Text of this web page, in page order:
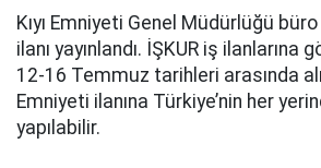
Kıyı Emniyeti Genel Müdürlüğü
ilanı yayınlandı. İŞKUR iş ilanlarına
12-16 Temmuz tarihleri arasında
Emniyeti ilanına Türkiye’nin her
yapılabilir.